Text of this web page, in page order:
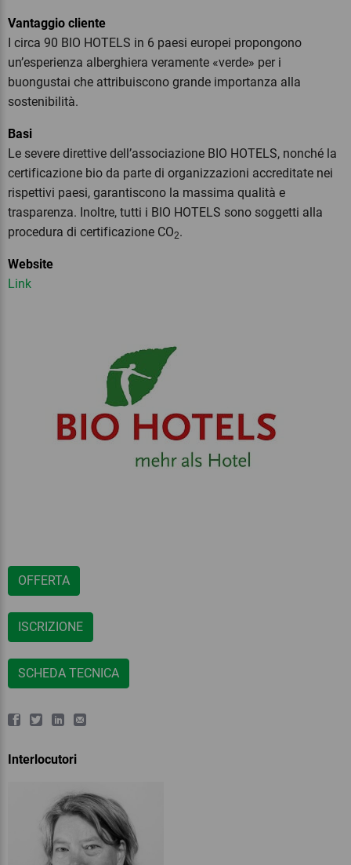
Vantaggio cliente
I circa 90 BIO HOTELS in 6 paesi europei propongono
un’esperienza alberghiera veramente «verde» per i
buongustai che attribuiscono grande importanza alla
sostenibilità.
Basi
Le severe direttive dell’associazione BIO HOTELS, nonché la
certificazione bio da parte di organizzazioni accreditate nei
rispettivi paesi, garantiscono la massima qualità e
trasparenza. Inoltre, tutti i BIO HOTELS sono soggetti alla
procedura di certificazione CO2.
Website
Link
OFFERTA
ISCRIZIONE
SCHEDA TECNICA
Interlocutori